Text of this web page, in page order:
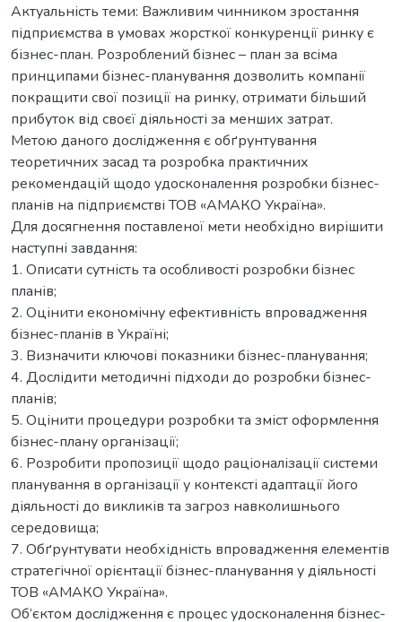
Актуальність теми: Важливим чинником зростання
підприємства в умовах жорсткої конкуренції ринку є
бізнес-план. Розроблений бізнес – план за всіма
принципами бізнес-планування дозволить компанії
покращити свої позиції на ринку, отримати більший
прибуток від своєї діяльності за менших затрат.
Метою даного дослідження є обґрунтування
теоретичних засад та розробка практичних
рекомендацій щодо удосконалення розробки бізнес-
планів на підприємстві ТОВ «АМАКО Україна».
Для досягнення поставленої мети необхідно вирішити
наступні завдання:
1. Описати сутність та особливості розробки бізнес
планів;
2. Оцінити економічну ефективність впровадження
бізнес-планів в Україні;
3. Визначити ключові показники бізнес-планування;
4. Дослідити методичні підходи до розробки бізнес-
планів;
5. Оцінити процедури розробки та зміст оформлення
бізнес-плану організації;
6. Розробити пропозиції щодо раціоналізації системи
планування в організації у контексті адаптації його
діяльності до викликів та загроз навколишнього
середовища;
7. Обґрунтувати необхідність впровадження елементів
стратегічної орієнтації бізнес-планування у діяльності
ТОВ «АМАКО Україна».
Об’єктом дослідження є процес удосконалення бізнес-